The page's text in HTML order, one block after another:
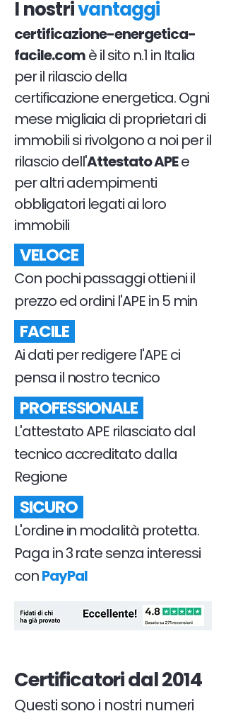
I nostrivantaggi
certificazione-energetica-
facile.comè il sito n.1 in Italia
per il rilascio della
certificazione energetica. Ogni
mese migliaia di proprietari di
immobili si rivolgono a noi per il
rilascio dell'Attestato APEe
per altri adempimenti
obbligatori legati ai loro
immobili
VELOCE
Con pochi passaggi ottieni il
prezzo ed ordini l'APE in 5 min
FACILE
Ai dati per redigere l'APE ci
pensa il nostro tecnico
PROFESSIONALE
L'attestato APE rilasciato dal
tecnico accreditato dalla
Regione
SICURO
L'ordine in modalità protetta.
Paga in 3 rate senza interessi
conPayPal
Certificatori dal 2014
Questi sono i nostri numeri